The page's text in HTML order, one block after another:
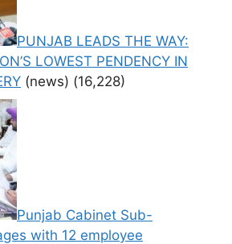
PUNJAB LEADS THE WAY:
LOWEST PENDENCY IN
(news) (16,228)
Punjab Cabinet Sub-
with 12 employee